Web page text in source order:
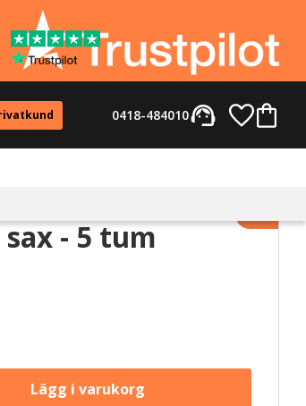
support_agent
0418-484010
sax - 5 tum Lägg